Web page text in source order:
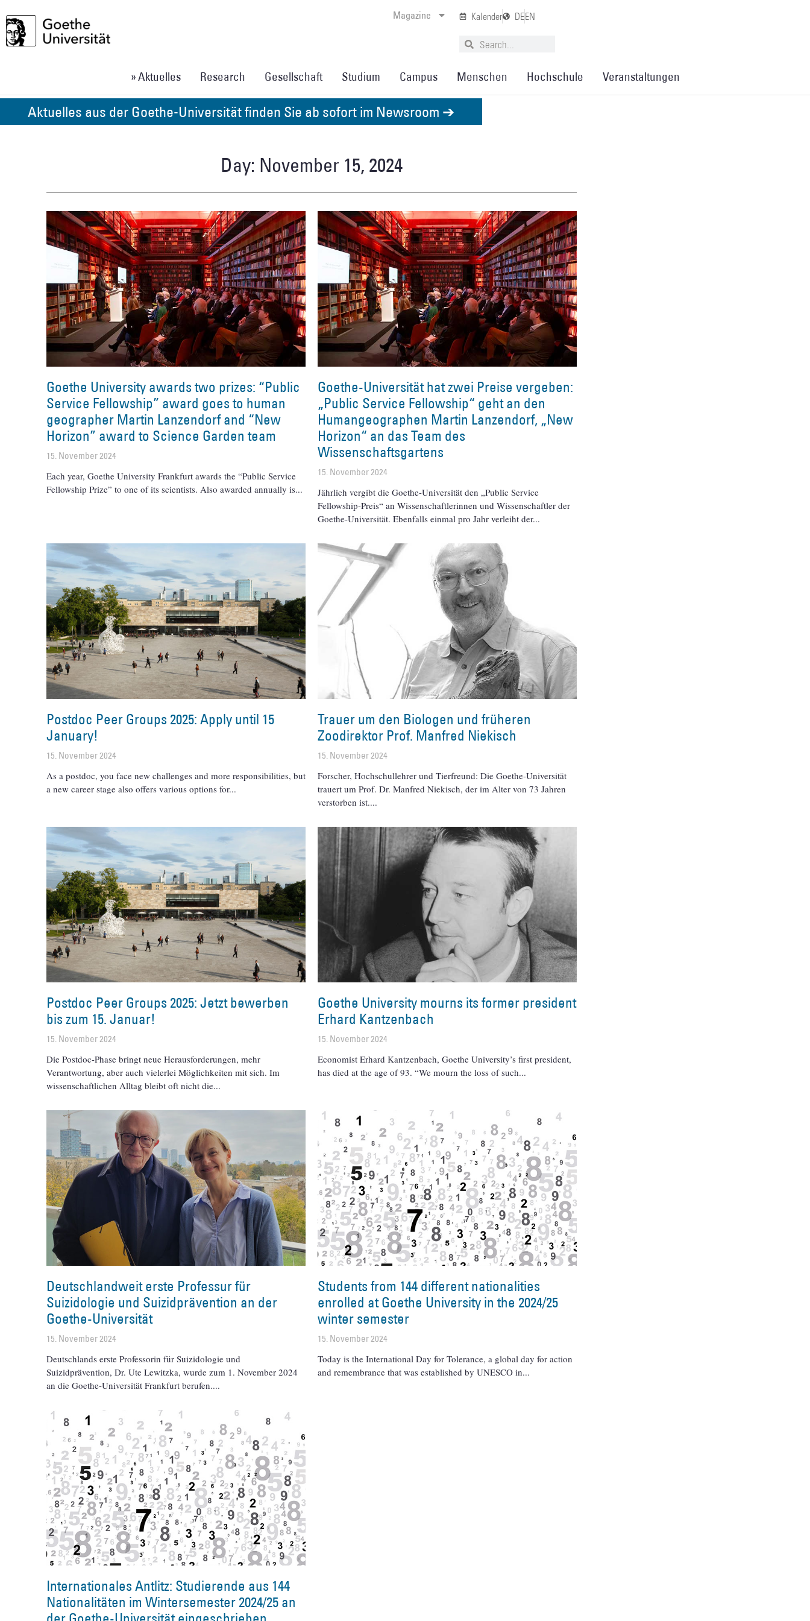
Magazine Kalender DEEN
» Aktuelles Research Gesellschaft Studium Campus Menschen Hochschule Veranstaltungen
Aktuelles aus der Goethe-Universität finden Sie ab sofort im Newsroom ➔
Day: November 15, 2024
Goethe University awards two prizes: “Public
Service Fellowship” award goes to human
geographer Martin Lanzendorf and “New
Horizon” award to Science Garden team
15. November 2024
Each year, Goethe University Frankfurt awards the “Public Service
Fellowship Prize” to one of its scientists. Also awarded annually is
Goethe-Universität hat zwei Preise vergeben:
„Public Service Fellowship“ geht an den
Humangeographen Martin Lanzendorf, „New
Horizon“ an das Team des
Wissenschaftsgartens
15. November 2024
Jährlich vergibt die Goethe-Universität den „Public Service
Fellowship-Preis“ an Wissenschaftlerinnen und Wissenschaftler der
Goethe-Universität. Ebenfalls einmal pro Jahr verleiht der
Postdoc Peer Groups 2025: Apply until 15
January!
15. November 2024
As a postdoc, you face new challenges and more responsibilities, but
a new career stage also offers various options for
Trauer um den Biologen und früheren
Zoodirektor Prof. Manfred Niekisch
15. November 2024
Forscher, Hochschullehrer und Tierfreund: Die Goethe-Universität
trauert um Prof. Dr. Manfred Niekisch, der im Alter von 73 Jahren
verstorben ist.
Postdoc Peer Groups 2025: Jetzt bewerben
bis zum 15. Januar!
15. November 2024
Die Postdoc-Phase bringt neue Herausforderungen, mehr
Verantwortung, aber auch vielerlei Möglichkeiten mit sich. Im
wissenschaftlichen Alltag bleibt oft nicht die
Goethe University mourns its former president
Erhard Kantzenbach
15. November 2024
Economist Erhard Kantzenbach, Goethe University’s first president,
has died at the age of 93. “We mourn the loss of such
Deutschlandweit erste Professur für
Suizidologie und Suizidprävention an der
Goethe-Universität
15. November 2024
Deutschlands erste Professorin für Suizidologie und
Suizidprävention, Dr. Ute Lewitzka, wurde zum 1. November 2024
an die Goethe-Universität Frankfurt berufen.
Students from 144 different nationalities
enrolled at Goethe University in the 2024/25
winter semester
15. November 2024
Today is the International Day for Tolerance, a global day for action
and remembrance that was established by UNESCO in
Internationales Antlitz: Studierende aus 144
Nationalitäten im Wintersemester 2024/25 an